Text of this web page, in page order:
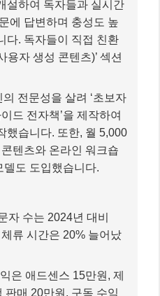
자 수는 2024년 대비
류 시간은 20% 늘어났
은 애드센스 15만원, 제
판매 20만원, 구독 수익
성하며 8배 가까이 성
을 최적화하고, 다양한 수
를 구축하는 것이 얼마나